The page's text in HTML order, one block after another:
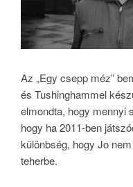
Az „Egy csepp méz”
és Tushinghammel
elmondta, hogy mennyi
hogy ha 2011-ben
különbség, hogy Jo
teherbe.